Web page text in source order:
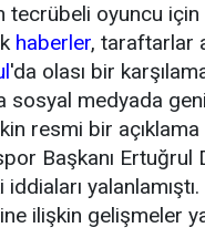
tecrübeli oyuncu
haberler, taraftarlar
'da olası bir karşılama
medyada
resmi bir açıklama
Başkanı Ertuğrul
ilişkin gelişmeler